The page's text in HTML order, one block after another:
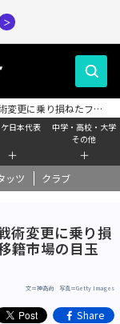
＞
日本代表
＋
中学・高校・大学
その他
＋
ッツ クラブ
変更に乗り損ねたフレ
術変更に乗り損
籍市場の目玉
文＝神高尚 写真＝Getty Images
Share